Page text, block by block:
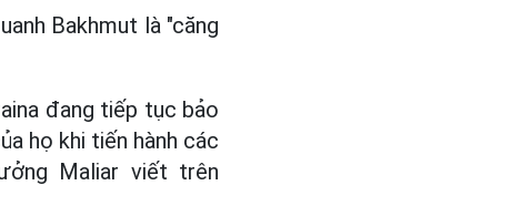
Bakhmut là "căng
đang tiếp tục bảo
họ khi tiến hành các
Maliar viết trên